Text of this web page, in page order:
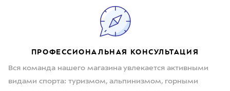
ПРОФЕССИОНАЛЬНАЯ КОНСУЛЬТАЦИЯ
Вся команда нашего магазина увлекается активными
видами спорта: туризмом, альпинизмом, горными